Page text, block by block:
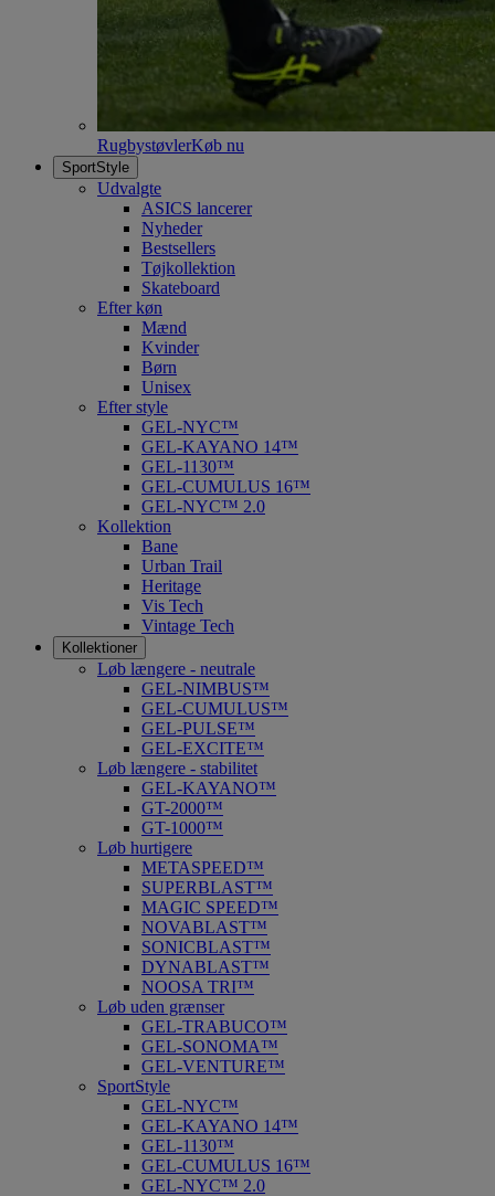
RugbystøvlerKøb nu
SportStyle
Udvalgte
ASICS lancerer
Nyheder
Bestsellers
Tøjkollektion
Skateboard
Efter køn
Mænd
Kvinder
Børn
Unisex
Efter style
GEL-NYC™
GEL-KAYANO 14™
GEL-1130™
GEL-CUMULUS 16™
GEL-NYC™ 2.0
Kollektion
Bane
Urban Trail
Heritage
Vis Tech
Vintage Tech
Kollektioner
Løb længere - neutrale
GEL-NIMBUS™
GEL-CUMULUS™
GEL-PULSE™
GEL-EXCITE™
Løb længere - stabilitet
GEL-KAYANO™
GT-2000™
GT-1000™
Løb hurtigere
METASPEED™
SUPERBLAST™
MAGIC SPEED™
NOVABLAST™
SONICBLAST™
DYNABLAST™
NOOSA TRI™
Løb uden grænser
GEL-TRABUCO™
GEL-SONOMA™
GEL-VENTURE™
SportStyle
GEL-NYC™
GEL-KAYANO 14™
GEL-1130™
GEL-CUMULUS 16™
GEL-NYC™ 2.0